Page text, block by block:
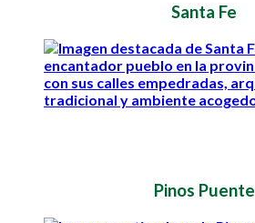
Santa Fe
Pinos Puente